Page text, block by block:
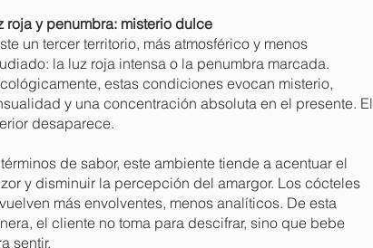
roja y penumbra: misterio dulce
un tercer territorio, más atmosférico y menos
la luz roja intensa o la penumbra marcada.
estas condiciones evocan misterio,
y una concentración absoluta en el presente. El
desaparece.
de sabor, este ambiente tiende a acentuar el
y disminuir la percepción del amargor. Los cócteles
más envolventes, menos analíticos. De esta
el cliente no toma para descifrar, sino que bebe
sentir.